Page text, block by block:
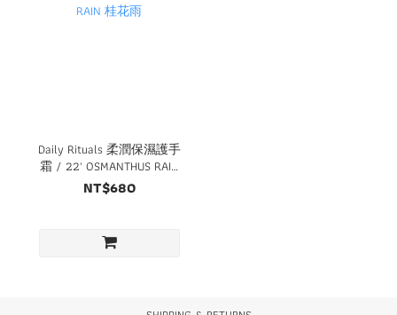
Daily Rituals 柔潤保濕護手
霜 / 22' OSMANTHUS RAIN
桂花雨
NT$680